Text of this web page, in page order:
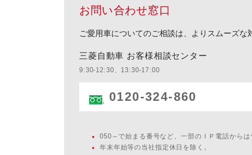
お問い合わせ窓口
ご愛用車についてのご相談は、よりスムーズな
三菱自動車 お客様相談センター
9:30-12:30、13:30-17:00
0120-324-860
050～で始まる番号など、一部のＩＰ電話からは
年末年始等の当社指定休日を除く。